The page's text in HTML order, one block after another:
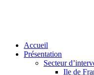
Accueil
Présentation
Secteur
Ile de